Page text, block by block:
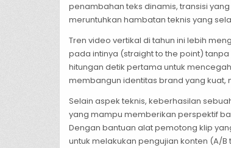
penambahan teks dinamis, transisi
meruntuhkan hambatan teknis yang
Tren video vertikal di tahun ini lebih
pada intinya (straight to the point)
hitungan detik pertama untuk
membangun identitas brand yang
Selain aspek teknis, keberhasilan
yang mampu memberikan perspektif
Dengan bantuan alat pemotong klip
untuk melakukan pengujian konten (A/